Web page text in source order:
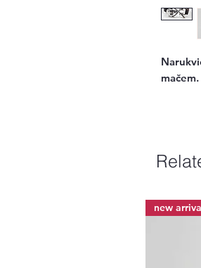
mačem.
new